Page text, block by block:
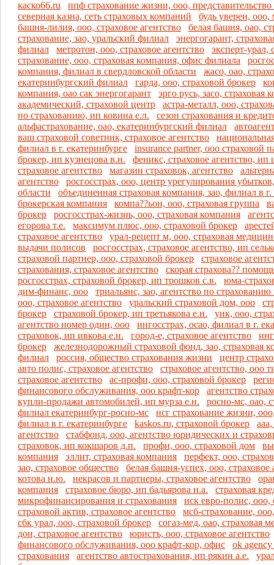
каско66.ru
ппф страхование жизни, ооо, представительство
северная казна, сеть страховых компаний
будь уверен, ооо,
башня-лилия, ооо, страховое агентство
белая башня, оао,
страхование, зао, уральский филиал
энергогарант,
филиал
метротон, ооо, страховое агентство
эксперт-урал,
страхование, ооо, страховая компания, офис филиала
компания, филиал в свердловской области
жасо, оао,
екатеринбургский филиал
гарда, ооо, страховой брокер
компания, оао сак энергогарант
эрго русь, засо, страховая
академический, страховой центр
астра-металл, ооо,
по страхованию, ип ковина е.л.
сезон страхования и
альфастрахование, оао, екатеринбургский филиал
ваш страховой советник, страховое агентство
филиал в г. екатеринбурге
insurance partner, ооо страховой
брокер, ип кузнецова в.н.
феникс, страховое агентство, ип
страховое агентство
магазин страховок, агентство
агентство
росгосстрах, ооо, центр урегулирования
области
объединенная страховая компания, зао, филиал в г.
брокерская компания
компа??ьон, ооо, страховая группа
брокер
росгосстрах-жизнь, ооо, страховая компания
егорова т.е.
максимум плюс, ооо, страховой брокер
страховое агентство
урал-рецепт м, ооо, страховая
выдачи полисов
росгосстрах, страховое агентство, ип
страховой партнер, ооо, страховой брокер
страховое
страхования, страховое агентство
скорая страхова??
росгосстрах, страховой брокер, ип трошков с.в.
юма-
дим-финанс, ооо
триальянс, зао, агентство по
ооо, страховое агентство
уральский страховой дом, ооо
брокер
страховой брокер, ип третьякова е.н.
уик, ооо,
агентство номер один, ооо
ингосстрах, осао, филиал в г.
страховок, ип ивкова е.н.
город-е, страховое агентство
брокер
железнодорожный страховой фонд, зао, страховая
филиал
россия, общество страхования жизни
центр
авто полис, страховое агентство
страховое агентство, ооо
страховое агентство
ас-профи, ооо, страховой брокер
финансового обслуживания, ооо крафт-кор
агентство
купли-продажи автомобилей, ип мурза е.н.
росно-мс, оао,
филиал екатеринбург-росно-мс
нсг страхование жизни,
филиал в г. екатеринбурге
kaskos.ru, страховой брокер
агентство
стабфонд, ооо, агентство юридических и
страховок, ип кокшаров д.п.
профи, ооо, страховой дом
компания
эллит, страховая компания
перфект, ооо,
зао, страховое общество
белая башня-успех, ооо, страховое
котова н.ю.
некрасов и партнеры, страховое агентство
компания
страховое бюро, ип бадьярова н.а.
страховая
микрофинансирования и страхования
иск евро-полис, ооо,
страховой актив, страховое агентство
мсб-страхование,
сбк урал, ооо, страховой брокер
согаз-мед, оао, страховая
дон, страховое агентство
юристъ, ооо, страховое агентство
финансового обслуживания, ооо крафт-кор, офис
ok
страхования
агентство автострахования, ип рякин а.е.